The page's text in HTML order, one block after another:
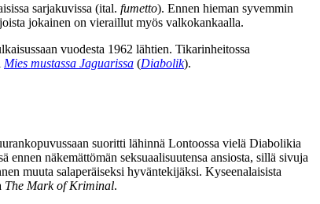
sarjakuvissa (ital. fumetto). Ennen hieman syvemmin
jokainen on vieraillut myös valkokankaalla.
vuodesta 1962 lähtien. Tikarinheitossa
Mies mustassa Jaguarissa (Diabolik).
suoritti lähinnä Lontoossa vielä Diabolikia
näkemättömän seksuaalisuutensa ansiosta, sillä sivuja
muuta salaperäiseksi hyväntekijäksi. Kyseenalaisista
The Mark of Kriminal.